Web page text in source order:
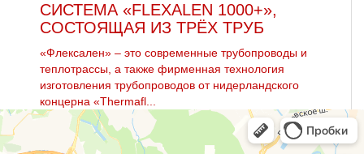
СИСТЕМА «FLEXALEN 1000+»,
СОСТОЯЩАЯ ИЗ ТРЁХ ТРУБ
«Флексален» – это современные трубопроводы и
теплотрассы, а также фирменная технология
изготовления трубопроводов от нидерландского
концерна «Thermafl...